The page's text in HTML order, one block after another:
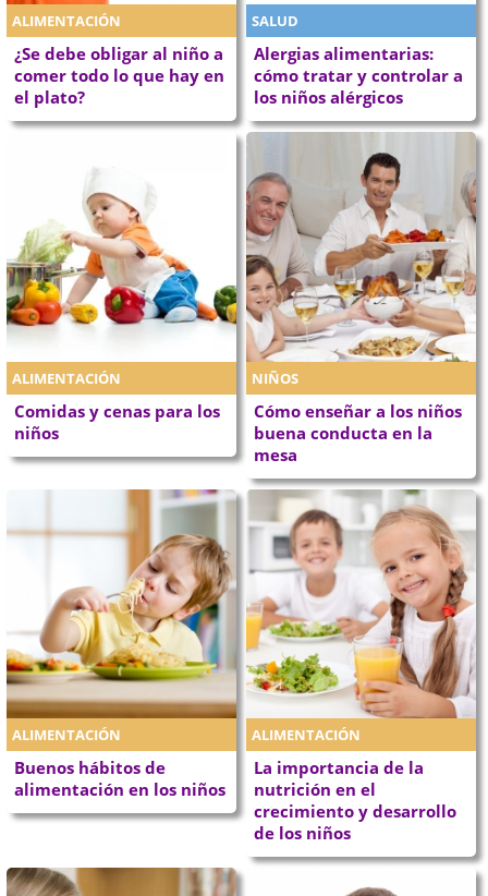
ALIMENTACIÓN
¿Se debe obligar al niño a
comer todo lo que hay en
el plato?
SALUD
Alergias alimentarias:
cómo tratar y controlar a
los niños alérgicos
ALIMENTACIÓN
Comidas y cenas para los
niños
NIÑOS
Cómo enseñar a los niños
buena conducta en la
mesa
ALIMENTACIÓN
Buenos hábitos de
alimentación en los niños
ALIMENTACIÓN
La importancia de la
nutrición en el
crecimiento y desarrollo
de los niños